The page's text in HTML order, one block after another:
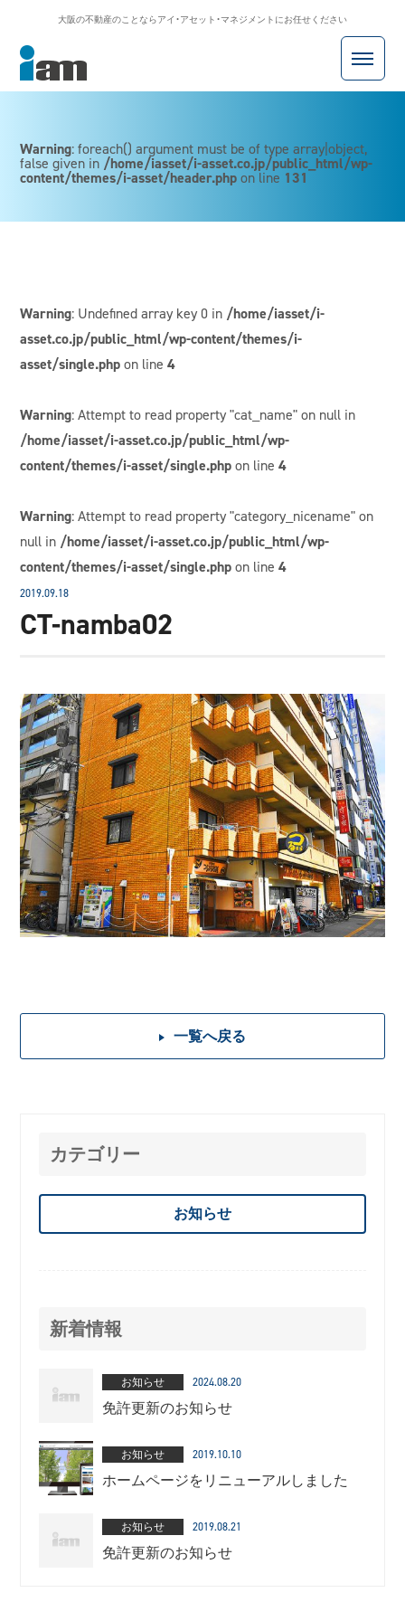
大阪の不動産のことならアイ・アセット・マネジメントにお任せください
Warning: foreach() argument must be of type array|object,
false given in /home/iasset/i-asset.co.jp/public_html/wp-
content/themes/i-asset/header.phpon line 131
Warning: Undefined array key 0 in /home/iasset/i-
asset.co.jp/public_html/wp-content/themes/i-
asset/single.phpon line4
Warning: Attempt to read property "cat_name" on null in
/home/iasset/i-asset.co.jp/public_html/wp-
content/themes/i-asset/single.phpon line4
Warning: Attempt to read property "category_nicename" on
null in /home/iasset/i-asset.co.jp/public_html/wp-
content/themes/i-asset/single.phpon line4
2019.09.18
CT-namba02
一覧へ戻る
カテゴリー
お知らせ
新着情報
お知らせ 2024.08.20
免許更新のお知らせ
お知らせ 2019.10.10
ホームページをリニューアルしました
お知らせ 2019.08.21
免許更新のお知らせ